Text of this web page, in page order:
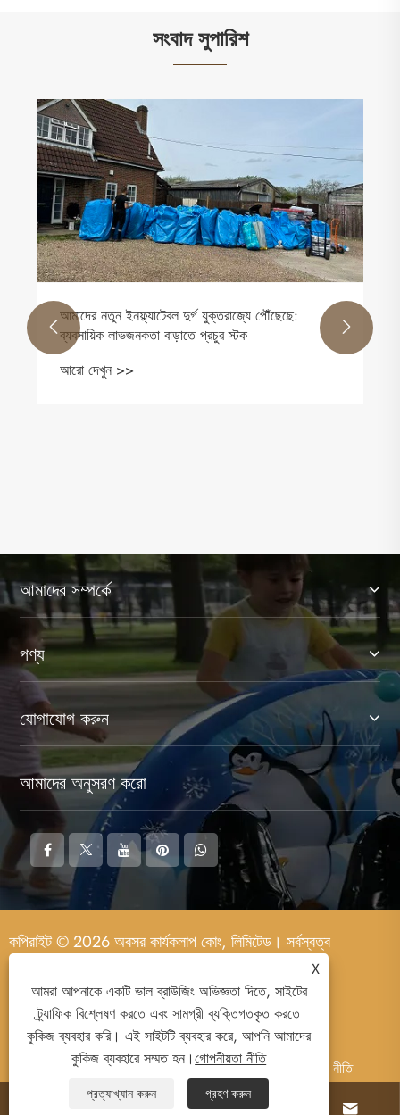
সংবাদ সুপারিশ
আমাদের নতুন ইনফ্ল্যাটেবল দুর্গ যুক্তরাজ্যে পৌঁছেছে:
ব্যবসায়িক লাভজনকতা বাড়াতে প্রচুর স্টক
আরো দেখুন >>
 
আমাদের সম্পর্কে
পণ্য
যোগাযোগ করুন
আমাদের অনুসরণ করো
কপিরাইট © 2026 অবসর কার্যকলাপ কোং, লিমিটেড। সর্বস্বত্ব
সংরক্ষিত।
Sitemap RSS XML গোপনীয়তা নীতি
 
X
আমরা আপনাকে একটি ভাল ব্রাউজিং অভিজ্ঞতা দিতে, সাইটের
ট্র্যাফিক বিশ্লেষণ করতে এবং সামগ্রী ব্যক্তিগতকৃত করতে
কুকিজ ব্যবহার করি। এই সাইটটি ব্যবহার করে, আপনি আমাদের
কুকিজ ব্যবহারে সম্মত হন।গোপনীয়তা নীতি
প্রত্যাখ্যান করুন গ্রহণ করুন